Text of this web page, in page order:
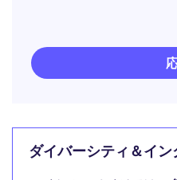
ダイバーシティ＆イ